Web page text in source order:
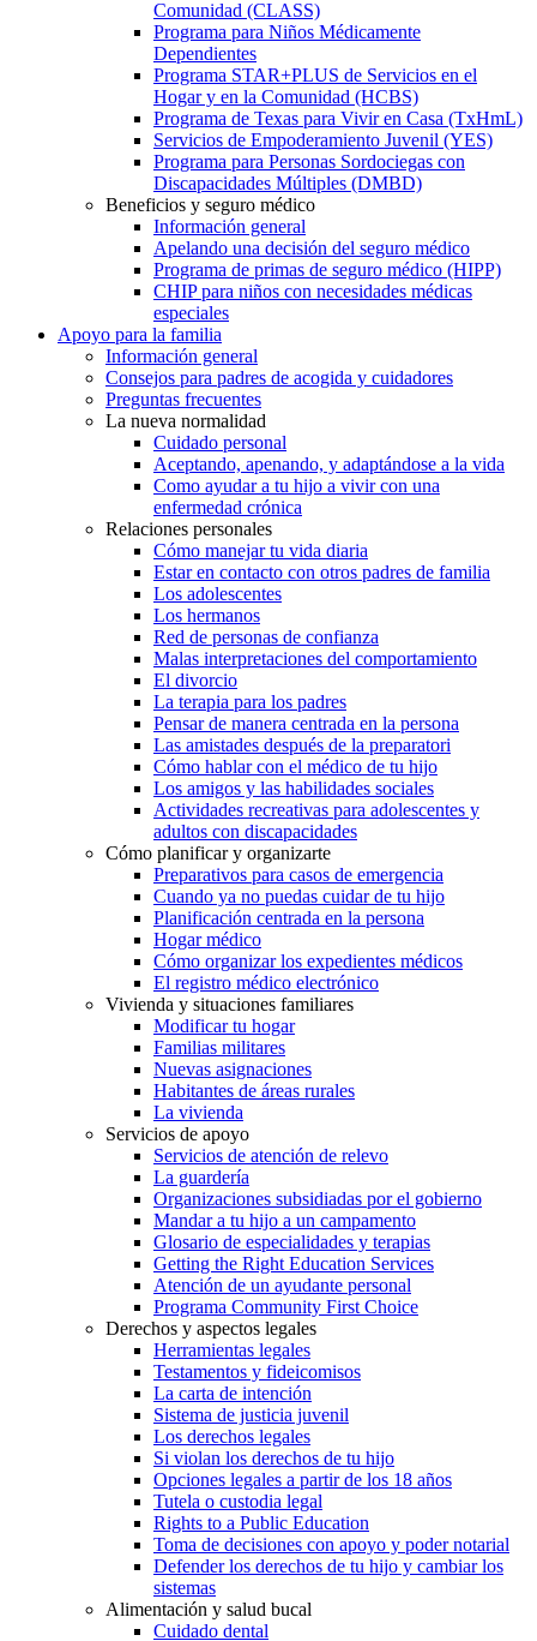
Comunidad (CLASS)
Programa para Niños Médicamente
Dependientes
Programa STAR+PLUS de Servicios en el
Hogar y en la Comunidad (HCBS)
Programa de Texas para Vivir en Casa (TxHmL)
Servicios de Empoderamiento Juvenil (YES)
Programa para Personas Sordociegas con
Discapacidades Múltiples (DMBD)
Beneficios y seguro médico
Información general
Apelando una decisión del seguro médico
Programa de primas de seguro médico (HIPP)
CHIP para niños con necesidades médicas
especiales
Apoyo para la familia
Información general
Consejos para padres de acogida y cuidadores
Preguntas frecuentes
La nueva normalidad
Cuidado personal
Aceptando, apenando, y adaptándose a la vida
Como ayudar a tu hijo a vivir con una
enfermedad crónica
Relaciones personales
Cómo manejar tu vida diaria
Estar en contacto con otros padres de familia
Los adolescentes
Los hermanos
Red de personas de confianza
Malas interpretaciones del comportamiento
El divorcio
La terapia para los padres
Pensar de manera centrada en la persona
Las amistades después de la preparatori
Cómo hablar con el médico de tu hijo
Los amigos y las habilidades sociales
Actividades recreativas para adolescentes y
adultos con discapacidades
Cómo planificar y organizarte
Preparativos para casos de emergencia
Cuando ya no puedas cuidar de tu hijo
Planificación centrada en la persona
Hogar médico
Cómo organizar los expedientes médicos
El registro médico electrónico
Vivienda y situaciones familiares
Modificar tu hogar
Familias militares
Nuevas asignaciones
Habitantes de áreas rurales
La vivienda
Servicios de apoyo
Servicios de atención de relevo
La guardería
Organizaciones subsidiadas por el gobierno
Mandar a tu hijo a un campamento
Glosario de especialidades y terapias
Getting the Right Education Services
Atención de un ayudante personal
Programa Community First Choice
Derechos y aspectos legales
Herramientas legales
Testamentos y fideicomisos
La carta de intención
Sistema de justicia juvenil
Los derechos legales
Si violan los derechos de tu hijo
Opciones legales a partir de los 18 años
Tutela o custodia legal
Rights to a Public Education
Toma de decisiones con apoyo y poder notarial
Defender los derechos de tu hijo y cambiar los
sistemas
Alimentación y salud bucal
Cuidado dental